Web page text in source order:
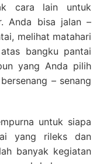
cara lain untuk
Anda bisa jalan –
melihat matahari
bangku pantai
yang Anda pilih
– senang
untuk siapa
yang rileks dan
banyak kegiatan